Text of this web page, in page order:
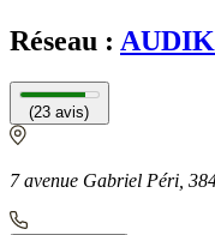
Réseau :
(23 avis)
7 avenue Gabriel Péri,